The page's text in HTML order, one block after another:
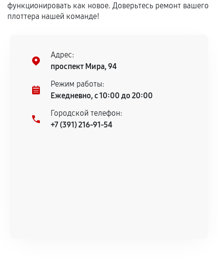
функционировать как новое. Доверьтесь ремонт вашего
плоттера нашей команде!
Адрес:
проспект Мира, 94
Режим работы:
Ежедневно, с 10:00 до 20:00
Городской телефон:
+7 (391) 216-91-54